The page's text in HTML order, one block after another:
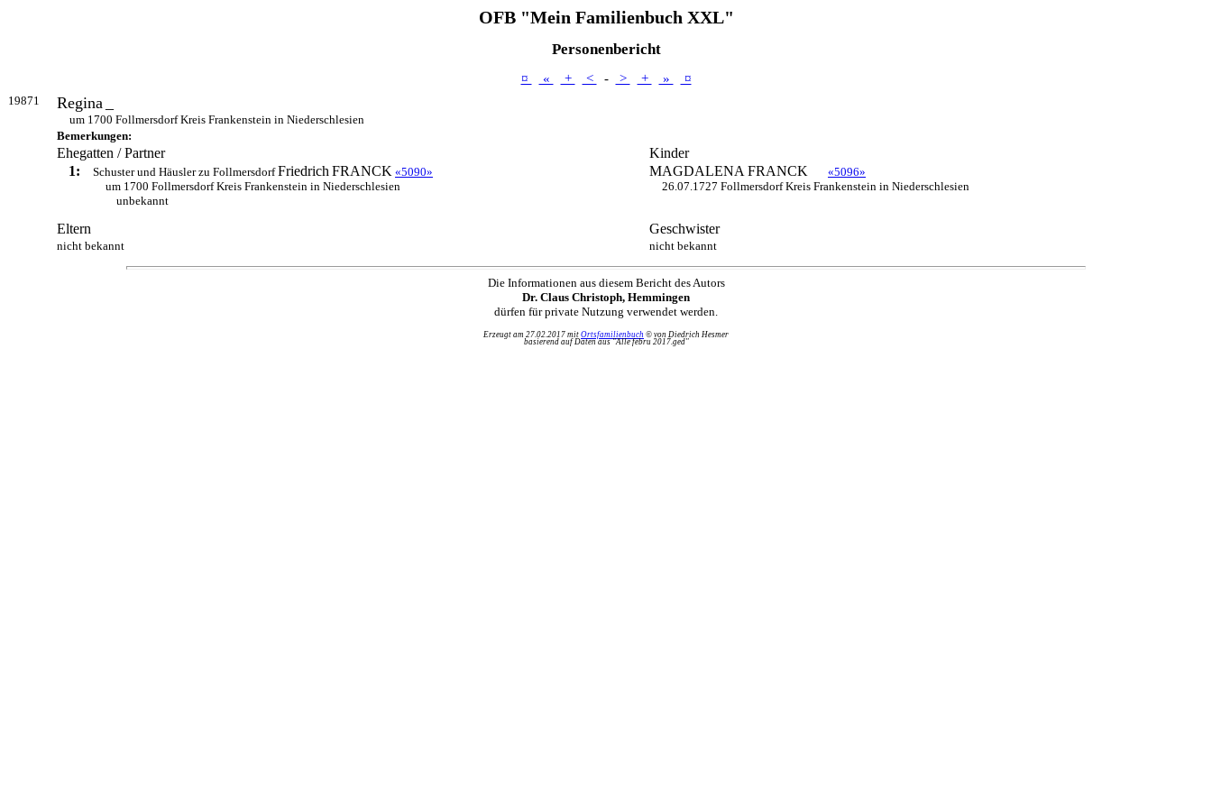
OFB "Mein Familienbuch XXL"
Personenbericht
¤ « + < - > + » ¤
19871 Regina
um 1700 Follmersdorf Kreis Frankenstein in Niederschlesien
Bemerkungen:
Ehegatten / Partner
Kinder
1:
Schuster und Häusler zu FollmersdorfFriedrich FRANCK «5090»
um 1700 Follmersdorf Kreis Frankenstein in Niederschlesien
unbekannt
MAGDALENA FRANCK
«5096»
26.07.1727 Follmersdorf Kreis Frankenstein in Niederschlesien
Eltern Geschwister
nicht bekannt nicht bekannt
Die Informationen aus diesem Bericht des Autors
Dr. Claus Christoph, Hemmingen
dürfen für private Nutzung verwendet werden.
Erzeugt am 27.02.2017 mit Ortsfamilienbuch © von Diedrich Hesmer
basierend auf Daten aus "Alle febru 2017.ged"